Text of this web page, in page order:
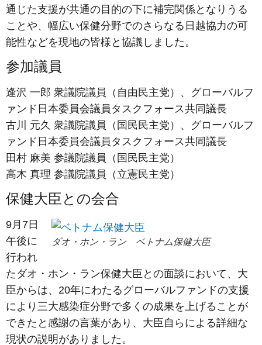
通じた支援が共通の目的の下に補完関係となりうる
ことや、幅広い保健分野でのさらなる日越協力の可
能性などを現地の皆様と協議しました。
参加議員
逢沢 一郎 衆議院議員（自由民主党）、グローバルフ
ァンド日本委員会議員タスクフォース共同議長
古川 元久 衆議院議員（国民民主党）、グローバルフ
ァンド日本委員会議員タスクフォース共同議長
田村 麻美 参議院議員（国民民主党）
高木 真理 参議院議員（立憲民主党）
保健大臣との会合
ダオ・ホン・ラン ベトナム保健大臣
9月7日
午後に
行われ
たダオ・ホン・ラン保健大臣との面談において、大
臣からは、20年にわたるグローバルファンドの支援
により三大感染症分野で多くの成果を上げることが
できたと感謝の言葉があり、大臣自らによる詳細な
現状の説明がありました。